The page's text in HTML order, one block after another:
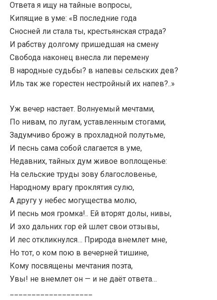
Ответа я ищу на тайные вопросы,
Кипящие в уме: «В последние года
Сносней ли стала ты, крестьянская страда?
И рабству долгому пришедшая на смену
Свобода наконец внесла ли перемену
В народные судьбы? в напевы сельских дев?
Иль так же горестен нестройный их напев?..»
Уж вечер настает. Волнуемый мечтами,
По нивам, по лугам, уставленным стогами,
Задумчиво брожу в прохладной полутьме,
И песнь сама собой слагается в уме,
Недавних, тайных дум живое воплощенье:
На сельские труды зову благословенье,
Народному врагу проклятия сулю,
А другу у небес могущества молю,
И песнь моя громка!.. Ей вторят долы, нивы,
И эхо дальних гор ей шлет свои отзывы,
И лес откликнулся… Природа внемлет мне,
Но тот, о ком пою в вечерней тишине,
Кому посвящены мечтания поэта,
Увы! не внемлет он — и не даёт ответа…